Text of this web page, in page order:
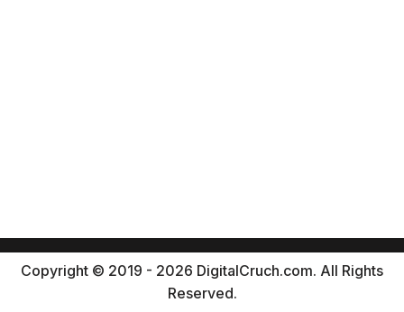
Copyright © 2019 - 2026 DigitalCruch.com. All Rights
Reserved.